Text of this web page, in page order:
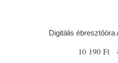
Digitális ébresztőóra
10 190 Ft